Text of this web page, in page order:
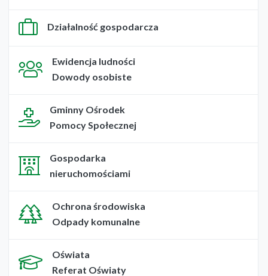
Działalność gospodarcza
Ewidencja ludności
Dowody osobiste
Gminny Ośrodek
Pomocy Społecznej
Gospodarka
nieruchomościami
Ochrona środowiska
Odpady komunalne
Oświata
Referat Oświaty